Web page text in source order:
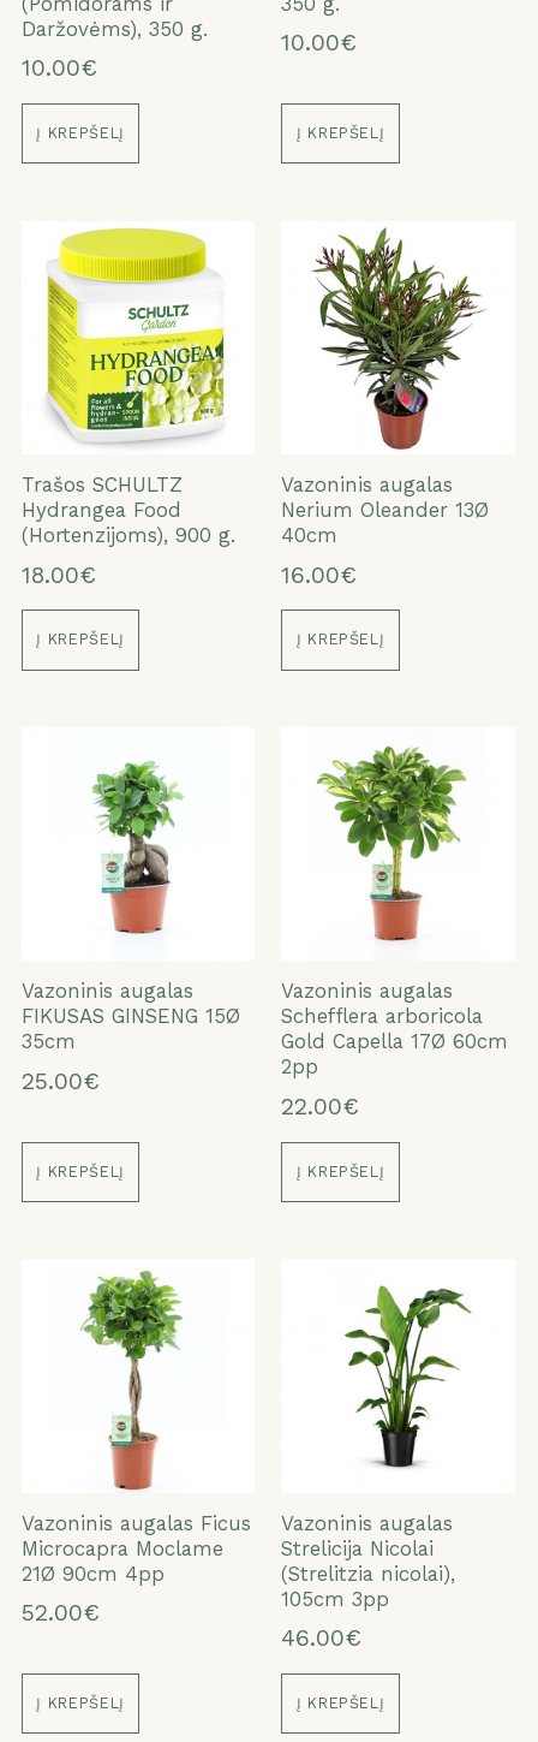
Daržovėms), 350 g.
10.00€
Į KREPŠELĮ
10.00€
Į KREPŠELĮ
Trašos SCHULTZ
Hydrangea Food
(Hortenzijoms), 900 g.
18.00€
Į KREPŠELĮ
Vazoninis augalas
Nerium Oleander 13Ø
40cm
16.00€
Į KREPŠELĮ
Vazoninis augalas
FIKUSAS GINSENG 15Ø
35cm
25.00€
Į KREPŠELĮ
Vazoninis augalas
Schefflera arboricola
Gold Capella 17Ø 60cm
2pp
22.00€
Į KREPŠELĮ
Vazoninis augalas Ficus
Microcapra Moclame
21Ø 90cm 4pp
52.00€
Į KREPŠELĮ
Vazoninis augalas
Strelicija Nicolai
(Strelitzia nicolai),
105cm 3pp
46.00€
Į KREPŠELĮ